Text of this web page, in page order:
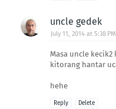
uncle gedek
July 11, 2014 at 5:38 PM
Masa uncle
kitorang hantar
hehe
Reply Delete